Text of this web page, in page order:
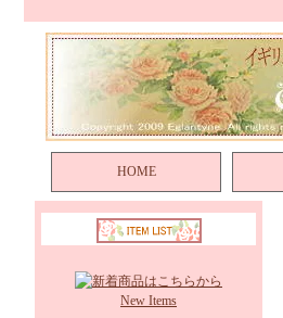
HOME
New Items